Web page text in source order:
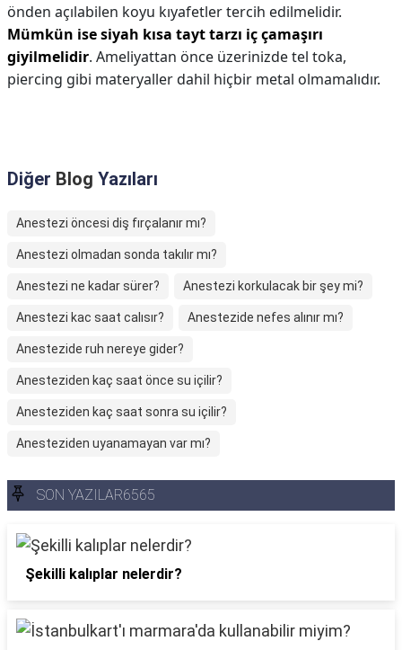
önden açılabilen koyu kıyafetler tercih edilmelidir.
Mümkün ise siyah kısa tayt tarzı iç çamaşırı
giyilmelidir. Ameliyattan önce üzerinizde tel toka,
piercing gibi materyaller dahil hiçbir metal olmamalıdır.
Diğer Blog Yazıları
Anestezi öncesi diş fırçalanır mı?
Anestezi olmadan sonda takılır mı?
Anestezi ne kadar sürer? Anestezi korkulacak bir şey mi?
Anestezi kac saat calısır? Anestezide nefes alınır mı?
Anestezide ruh nereye gider?
Anesteziden kaç saat önce su içilir?
Anesteziden kaç saat sonra su içilir?
Anesteziden uyanamayan var mı?
SON YAZILAR6565
Şekilli kalıplar nelerdir?